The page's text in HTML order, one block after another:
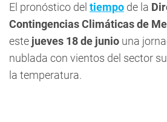
El pronóstico del tiempo de la
Contingencias Climáticas de
este jueves 18 de junio una
nublada con vientos del sector
la temperatura.